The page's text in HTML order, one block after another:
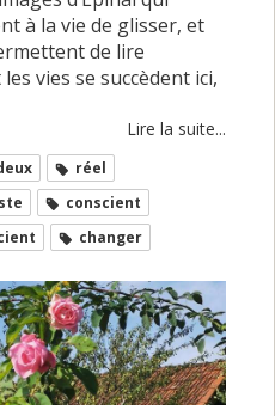
à la vie de glisser, et
de lire
vies se succèdent ici,
Lire la suite...
réel
conscient
changer